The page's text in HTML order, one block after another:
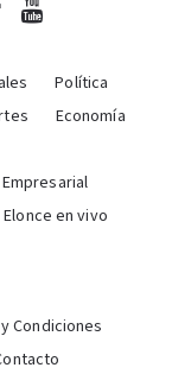
Política
Economía
Elonce en vivo
Condiciones